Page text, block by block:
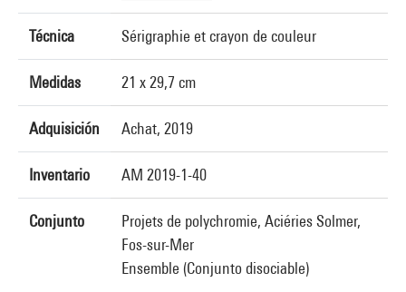
Técnica Sérigraphie et crayon de couleur
Medidas 21 x 29,7 cm
Adquisición Achat, 2019
Inventario AM 2019-1-40
Conjunto
Projets de polychromie, Aciéries Solmer,
Fos-sur-Mer
Ensemble (Conjunto disociable)